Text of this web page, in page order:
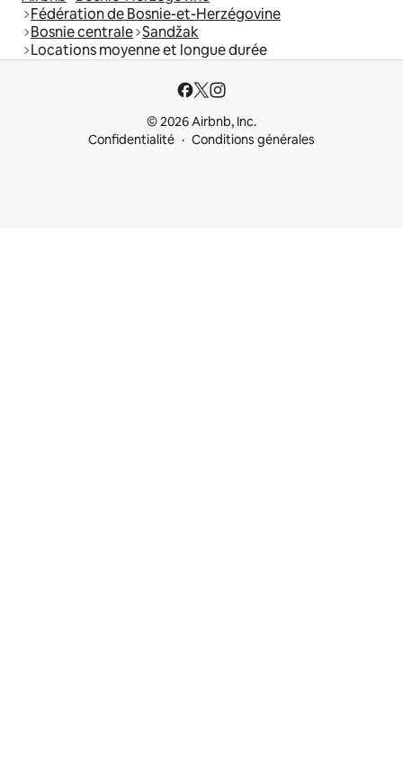
Fédération de Bosnie-et-Herzégovine
Bosnie centrale Sandžak
Locations moyenne et longue durée
© 2026 Airbnb, Inc.
Confidentialité
Conditions générales